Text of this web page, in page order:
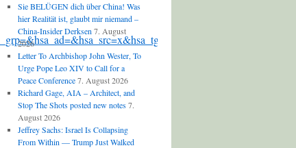
Sie BELÜGEN dich über China! Was
hier Realität ist, glaubt mir niemand –
China-Insider Derksen 7. August
2026
Letter To Archbishop John Wester, To
Urge Pope Leo XIV to Call for a
Peace Conference 7. August 2026
Richard Gage, AIA – Architect, and
Stop The Shots posted new notes 7.
August 2026
Jeffrey Sachs: Israel Is Collapsing
From Within — Trump Just Walked